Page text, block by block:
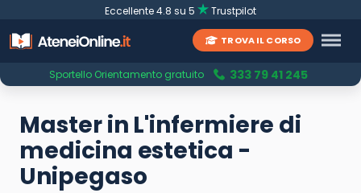
Eccellente 4.8 su 5 Trustpilot
TROVA IL CORSO
Sportello Orientamento gratuito 333 79 41 245
Master in L'infermiere di
medicina estetica -
Unipegaso